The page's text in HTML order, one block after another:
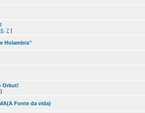
6 7 ]
Holambra"
Orkut!
]
Fonte da vida)